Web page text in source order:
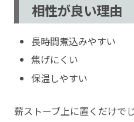
相性が良い理由
長時間煮込みやすい
焦げにくい
保温しやすい
薪ストーブ上に置くだけで